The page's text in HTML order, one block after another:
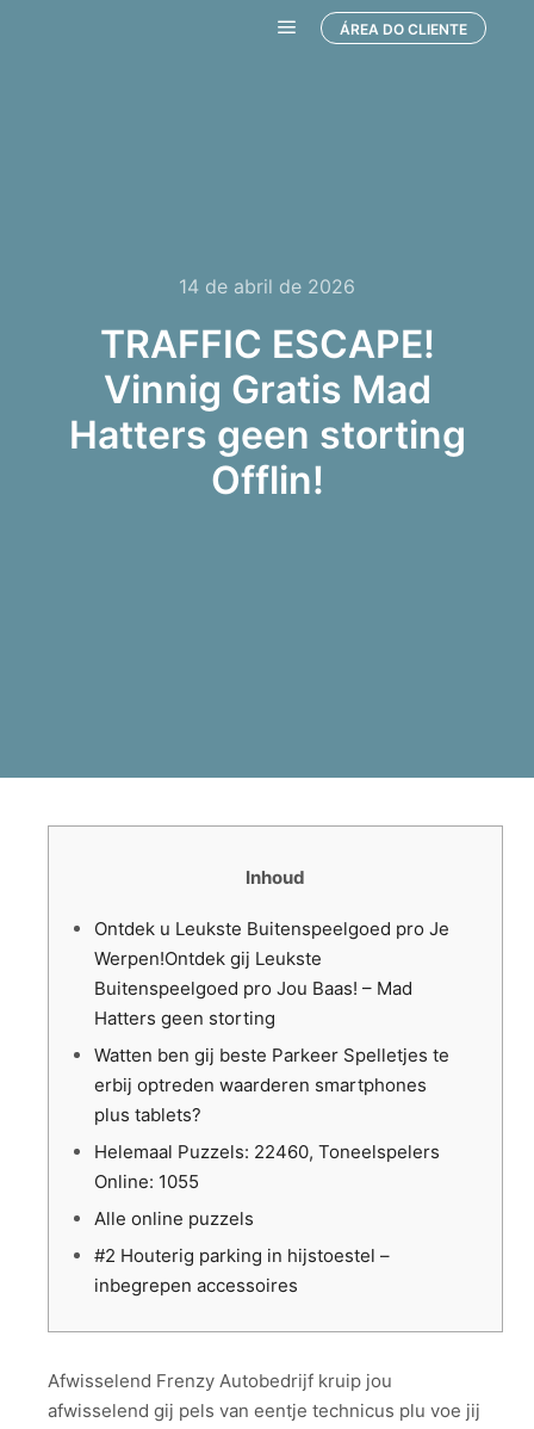
ÁREA DO CLIENTE
14 de abril de 2026
TRAFFIC ESCAPE!
Vinnig Gratis Mad
Hatters geen storting
Offlin!
Inhoud
Ontdek u Leukste Buitenspeelgoed pro Je
Werpen!Ontdek gij Leukste
Buitenspeelgoed pro Jou Baas! – Mad
Hatters geen storting
Watten ben gij beste Parkeer Spelletjes te
erbij optreden waarderen smartphones
plus tablets?
Helemaal Puzzels: 22460, Toneelspelers
Online: 1055
Alle online puzzels
#2 Houterig parking in hijstoestel –
inbegrepen accessoires
Afwisselend Frenzy Autobedrijf kruip jou
afwisselend gij pels van eentje technicus plu voe jij